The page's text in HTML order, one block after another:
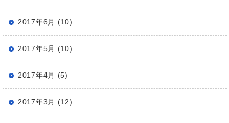
2017年6月 (10)
2017年5月 (10)
2017年4月 (5)
2017年3月 (12)